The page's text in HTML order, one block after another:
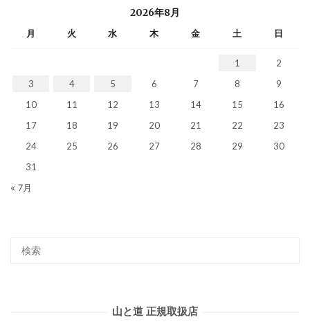
2026年8月
月 火 水 木 金 土 日
1
2
3
4 5 6 7 8
9
10
11 12 13 14 15
16
17
18 19 20 21 22
23
24
25 26 27 28 29
30
31
« 7月
山と道 正規取扱店